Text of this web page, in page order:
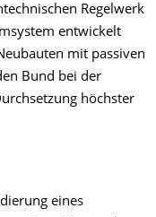
Regelwerk
entwickelt
mit passiven
Bund bei der
höchster
eines